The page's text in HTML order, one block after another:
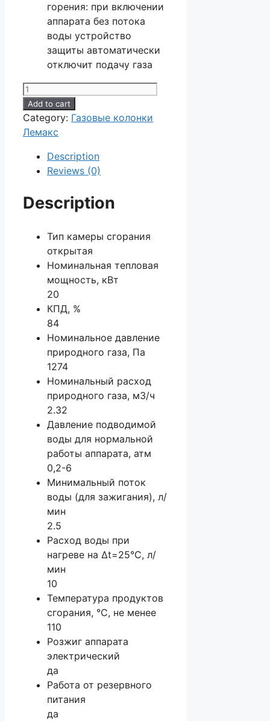
горения: при включении
аппарата без потока
воды устройство
защиты автоматически
отключит подачу газа
Газовая
колонка
Лемакс
LMX
20М
quantity
Add to cart
Category: Газовые колонки
Лемакс
Description
Reviews (0)
Description
Тип камеры сгорания
открытая
Номинальная тепловая
мощность, кВт
20
КПД, %
84
Номинальное давление
природного газа, Па
1274
Номинальный расход
природного газа, м3/ч
2.32
Давление подводимой
воды для нормальной
работы аппарата, атм
0,2-6
Минимальный поток
воды (для зажигания), л/
мин
2.5
Расход воды при
нагреве на Δt=25°С, л/
мин
10
Температура продуктов
сгорания, °С, не менее
110
Розжиг аппарата
электрический
да
Работа от резервного
питания
да